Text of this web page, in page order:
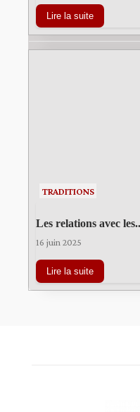
Lire la suite
TRADITIONS
Les relations avec
16 juin 2025
Lire la suite